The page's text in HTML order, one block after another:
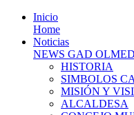
Inicio
Home
Noticias
NEWS GAD
HISTORIA
SIMBOLOS
MISIÓN Y
ALCALDESA